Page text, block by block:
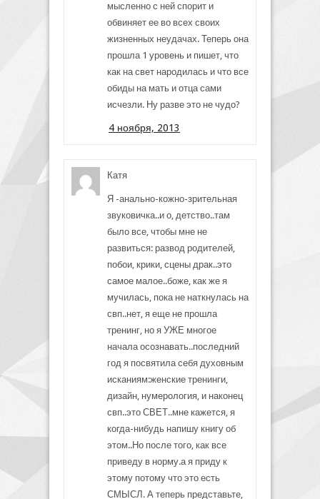
мысленно с ней спорит и
обвиняет ее во всех своих
жизненных неудачах. Теперь она
прошла 1 уровень и пишет, что
как на свет народилась и что все
обиды на мать и отца сами
исчезли. Ну разве это не чудо?
4 ноября, 2013
Катя
Я -анально-кожно-зрительная
звуковичка..и о, детство..там
было все, чтобы мне не
развиться: развод родителей,
побои, крики, сцены драк..это
самое малое..боже, как же я
мучилась, пока не наткнулась на
свп..нет, я еще не прошла
тренинг, но я УЖЕ многое
начала осознавать..последний
год я посвятила себя духовным
исканиям:женские тренинги,
дизайн, нумерология, и наконец
свп..это СВЕТ..мне кажется, я
когда-нибудь напишу книгу об
этом..Но после того, как все
приведу в норму.а я приду к
этому потому что это есть
СМЫСЛ. А теперь представьте,